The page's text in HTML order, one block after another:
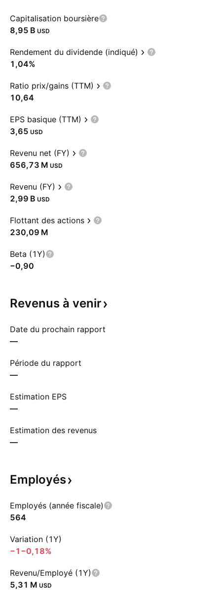
Capitalisation boursière
‪8,95 B‬ USD
Rendement du dividende (indiqué)
1,04%
Ratio prix/gains (TTM)
10,64
EPS basique (TTM)
3,65 USD
Revenu net (FY)
‪656,73 M‬ USD
Revenu (FY)
‪2,99 B‬ USD
Flottant des actions
‪230,09 M‬
Beta (1Y)
−0,90
Revenus à venir
Date du prochain rapport
—
Période du rapport
—
Estimation EPS
—
Estimation des revenus
—
Employés
Employés (année fiscale)
564
Variation (1Y)
−1 −0,18%
Revenu/Employé (1Y)
‪5,31 M‬ USD